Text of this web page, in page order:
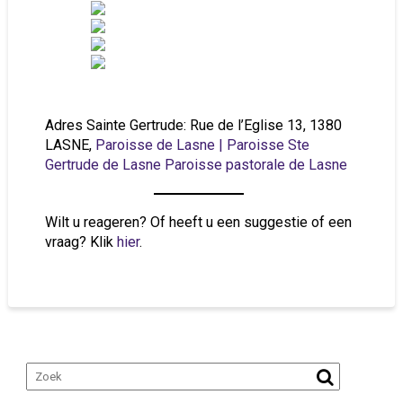
Adres Sainte Gertrude: Rue de l’Eglise 13, 1380
LASNE, Paroisse de Lasne | Paroisse Ste
Gertrude de Lasne Paroisse pastorale de Lasne
Wilt u reageren? Of heeft u een suggestie of een
vraag? Klik hier.